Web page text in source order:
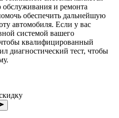
обслуживания и ремонта
обеспечить дальнейшую
автомобиля. Если у вас
системой вашего
квалифицированный
диагностический тест, чтобы